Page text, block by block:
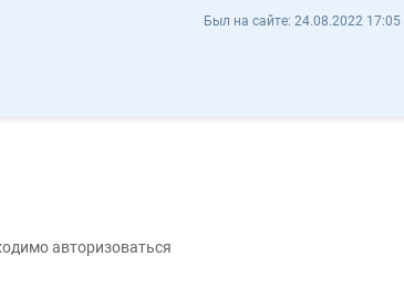
mylodate design mylodate - ОтзывыБыл на сайте: 24.08.2022 17:05
авторизоваться